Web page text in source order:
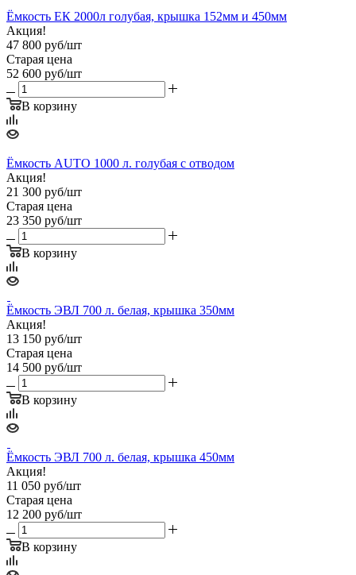
Ёмкость ЕК 2000л голубая, крышка 152мм и 450мм
Акция!
47 800 руб/шт
Старая цена
52 600 руб/шт
В корзину
Ёмкость АUТО 1000 л. голубая с отводом
Акция!
21 300 руб/шт
Старая цена
23 350 руб/шт
В корзину
Ёмкость ЭВЛ 700 л. белая, крышка 350мм
Акция!
13 150 руб/шт
Старая цена
14 500 руб/шт
В корзину
Ёмкость ЭВЛ 700 л. белая, крышка 450мм
Акция!
11 050 руб/шт
Старая цена
12 200 руб/шт
В корзину